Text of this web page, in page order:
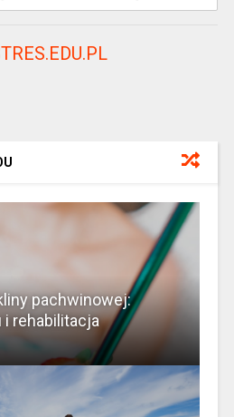
pachwinowej:
i rehabilitacja